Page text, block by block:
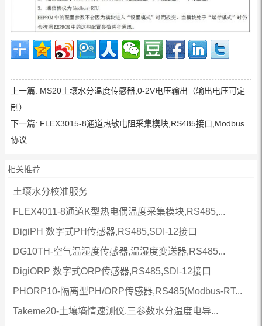
上一篇: MS20土壤水分温度传感器,0-2V电压输出（输出电压可定
制）
下一篇: FLEX3015-8通道热敏电阻采集模块,RS485接口,Modbus
协议
相关推荐
土壤水分校准服务
FLEX4011-8通道K型热电偶温度采集模块,RS485,...
DigiPH 数字式PH传感器,RS485,SDI-12接口
DG10TH-空气温湿度传感器,温湿度变送器,RS485...
DigiORP 数字式ORP传感器,RS485,SDI-12接口
PHORP10-隔离型PH/ORP传感器,RS485(Modbus-RT...
Takeme20-土壤墒情速测仪,三参数水分温度电导...